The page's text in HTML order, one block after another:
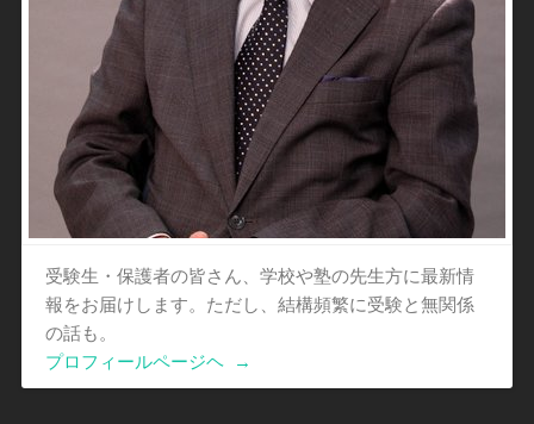
受験生・保護者の皆さん、学校や塾の先生方に最新情
報をお届けします。ただし、結構頻繁に受験と無関係
の話も。
プロフィールページヘ
→